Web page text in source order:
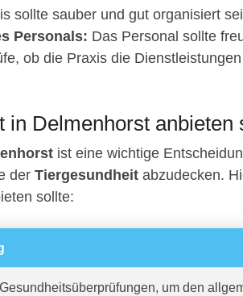
sollte sauber und gut organisiert
Personals: Das Personal sollte
ob die Praxis die
in Delmenhorst anbieten
ist eine wichtige
der Tiergesundheit abzudecken.
sollte:
um den